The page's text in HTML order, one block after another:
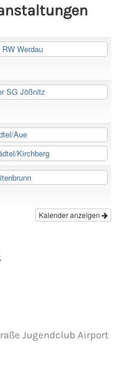
Werdau
SG Jößnitz
Aue
Kirchberg
Kalender anzeigen
Jugendclub Airport